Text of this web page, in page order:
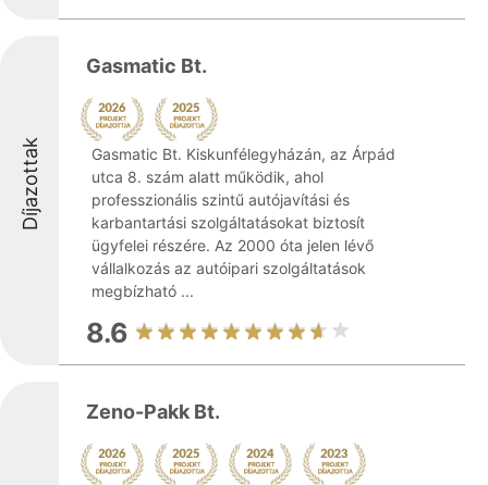
Díjazottak
Gasmatic Bt.
Gasmatic Bt. Kiskunfélegyházán, az Árpád
utca 8. szám alatt működik, ahol
professzionális szintű autójavítási és
karbantartási szolgáltatásokat biztosít
ügyfelei részére. Az 2000 óta jelen lévő
vállalkozás az autóipari szolgáltatások
megbízható ...
8.6
Zeno-Pakk Bt.